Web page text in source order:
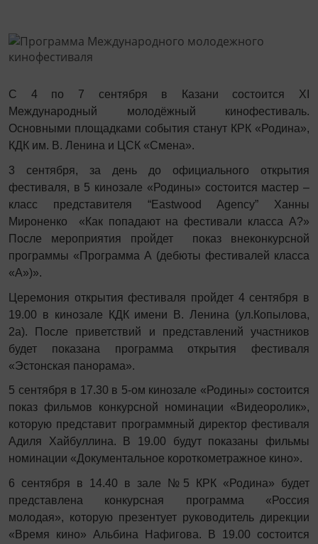
С 4 по 7 сентября в Казани состоится XI
Международный молодёжный кинофестиваль.
Основными площадками события станут КРК «Родина»,
КДК им. В. Ленина и ЦСК «Смена».
3 сентября, за день до официального открытия
фестиваля, в 5 кинозале «Родины» состоится мастер –
класс представителя “Eastwood Agency” Ханны
Мироненко «Как попадают на фестивали класса А?»
После мероприятия пройдет показ внеконкурсной
программы «Программа А (дебюты фестивалей класса
«А»)».
Церемония открытия фестиваля пройдет 4 сентября в
19.00 в кинозале КДК имени В. Ленина (ул.Копылова,
2а). После приветствий и представлений участников
будет показана программа открытия фестиваля
«Эстонская панорама».
5 сентября в 17.30 в 5-ом кинозале «Родины» состоится
показ фильмов конкурсной номинации «Видеоролик»,
которую представит программный директор фестиваля
Адиля Хайбуллина. В 19.00 будут показаны фильмы
номинации «Документальное короткометражное кино».
6 сентября в 14.40 в зале №5 КРК «Родина» будет
представлена конкурсная программа «Россия
молодая», которую презентует руководитель дирекции
«Время кино» Альбина Нафигова. В 19.00 состоится